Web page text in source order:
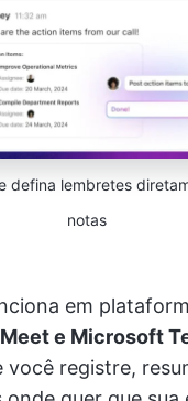
defina lembretes
notas
em
e Microsoft
você registre,